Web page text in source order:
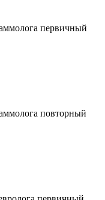
первичный
повторный